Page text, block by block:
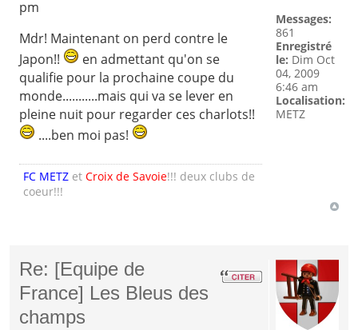
pm
Mdr! Maintenant on perd contre le
Japon!!
en admettant qu'on se
qualifie pour la prochaine coupe du
monde...........mais qui va se lever en
pleine nuit pour regarder ces charlots!!
....ben moi pas!
FC METZ etCroix de Savoie!!! deux clubs de
coeur!!!
Messages:
861
Enregistré
le: Dim Oct
04, 2009
6:46 am
Localisation:
METZ
Re: [Equipe de
France] Les Bleus des
champs